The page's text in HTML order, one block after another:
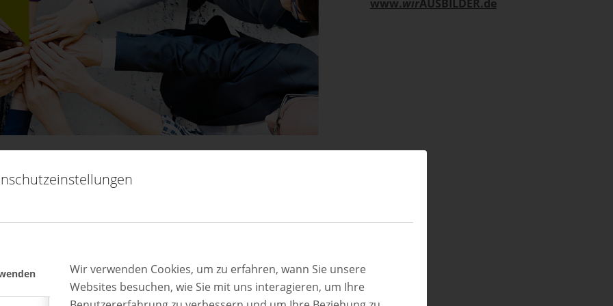
Wir verwenden Cookies, um zu erfahren, wann Sie unsere
Websites besuchen, wie Sie mit uns interagieren, um Ihre
AUSBILDEN!
Impuls von Ausbildungsexpert:innen zu
www.wirAUSBILDER.de